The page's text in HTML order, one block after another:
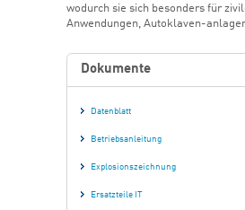
wodurch sie sich besonders für
Anwendungen, Autoklaven-
Dokumente
Datenblatt
Betriebsanleitung
Explosionszeichnung
Ersatzteile IT